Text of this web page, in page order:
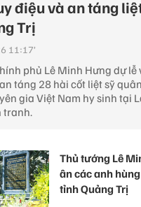
điệu và an táng
Trị
11:17’
phủ Lê Minh Hưng dự lễ
táng 28 hài cốt liệt sỹ
gia Việt Nam hy sinh tại
tranh.
Thủ tướng Lê
ân các anh
tỉnh Quảng Trị